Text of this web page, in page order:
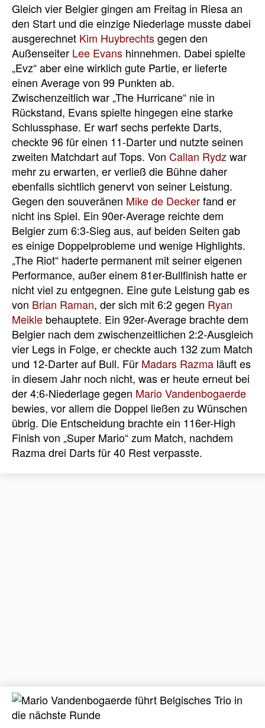
Gleich vier Belgier gingen am Freitag in Riesa an
den Start und die einzige Niederlage musste dabei
ausgerechnet Kim Huybrechtsgegen den
Außenseiter Lee Evans hinnehmen. Dabei spielte
„Evz“ aber eine wirklich gute Partie, er lieferte
einen Average von 99 Punkten ab.
Zwischenzeitlich war „The Hurricane“ nie in
Rückstand, Evans spielte hingegen eine starke
Schlussphase. Er warf sechs perfekte Darts,
checkte 96 für einen 11-Darter und nutzte seinen
zweiten Matchdart auf Tops. Von Callan Rydzwar
mehr zu erwarten, er verließ die Bühne daher
ebenfalls sichtlich genervt von seiner Leistung.
Gegen den souveränen Mike de Deckerfand er
nicht ins Spiel. Ein 90er-Average reichte dem
Belgier zum 6:3-Sieg aus, auf beiden Seiten gab
es einige Doppelprobleme und wenige Highlights.
„The Riot“ haderte permanent mit seiner eigenen
Performance, außer einem 81er-Bullfinish hatte er
nicht viel zu entgegnen. Eine gute Leistung gab es
von Brian Raman, der sich mit 6:2 gegen Ryan
Meikle behauptete. Ein 92er-Average brachte dem
Belgier nach dem zwischenzeitlichen 2:2-Ausgleich
vier Legs in Folge, er checkte auch 132 zum Match
und 12-Darter auf Bull. Für Madars Razma läuft es
in diesem Jahr noch nicht, was er heute erneut bei
der 4:6-Niederlage gegen Mario Vandenbogaerde
bewies, vor allem die Doppel ließen zu Wünschen
übrig. Die Entscheidung brachte ein 116er-High
Finish von „Super Mario“ zum Match, nachdem
Razma drei Darts für 40 Rest verpasste.